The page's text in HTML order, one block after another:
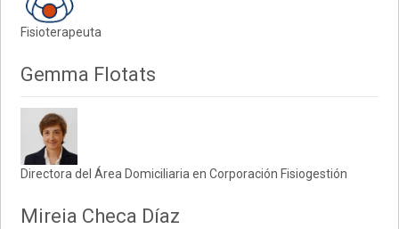
Fisioterapeuta
Gemma Flotats
Directora del Área Domiciliaria en Corporación Fisiogestión
Mireia Checa Díaz